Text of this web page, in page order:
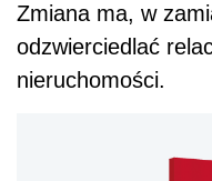
Zmiana ma, w
odzwierciedlać
nieruchomości.